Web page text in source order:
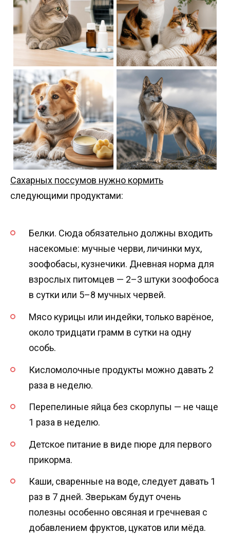
Сахарных поссумов нужно кормить
следующими продуктами:
Белки. Сюда обязательно должны входить
насекомые: мучные черви, личинки мух,
зоофобасы, кузнечики. Дневная норма для
взрослых питомцев — 2–3 штуки зоофобоса
в сутки или 5–8 мучных червей.
Мясо курицы или индейки, только варёное,
около тридцати грамм в сутки на одну
особь.
Кисломолочные продукты можно давать 2
раза в неделю.
Перепелиные яйца без скорлупы — не чаще
1 раза в неделю.
Детское питание в виде пюре для первого
прикорма.
Каши, сваренные на воде, следует давать 1
раз в 7 дней. Зверькам будут очень
полезны особенно овсяная и гречневая с
добавлением фруктов, цукатов или мёда.